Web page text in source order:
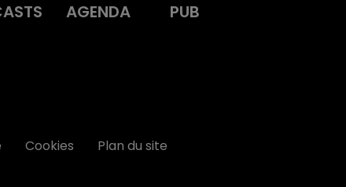
AGENDA PUB
Cookies Plan du site